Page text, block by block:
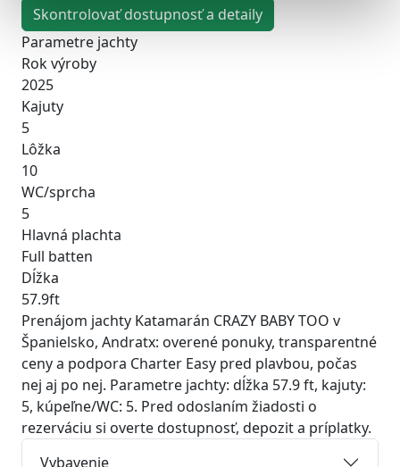
Skontrolovať dostupnosť a detaily
Parametre jachty
Rok výroby
2025
Kajuty
5
Lôžka
10
WC/sprcha
5
Hlavná plachta
Full batten
Dĺžka
57.9ft
Prenájom jachty Katamarán CRAZY BABY TOO v
Španielsko, Andratx: overené ponuky, transparentné
ceny a podpora Charter Easy pred plavbou, počas
nej aj po nej. Parametre jachty: dĺžka 57.9 ft, kajuty:
5, kúpeľne/WC: 5. Pred odoslaním žiadosti o
rezerváciu si overte dostupnosť, depozit a príplatky.
Vybavenie